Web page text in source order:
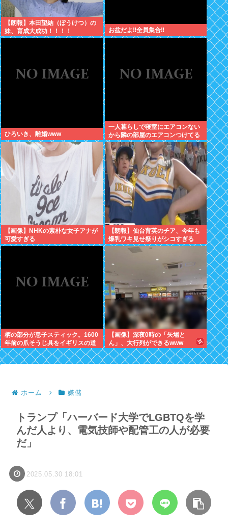
【朗報】本田望結（ぼうけつ）の
妹、育成大成功！！！！
お盆だよ‼全員集合‼
ひろいき、離婚www
一人暮らしで寝室にエアコンない
から隣の部屋のエアコンつけてる
【画像】NHKの素朴な女子アナが
可愛すぎる
【朗報】仙台育英のチア、今年も
爆乳ワキ見せ祭りがシコすぎる
柄の部分が息子スティック。1600
年前の爪そうじ具をイギリスの道
路工事現場で発見
【画像】深夜0時の「矢場と
ん」、大行列ができるwww
ホーム 嫌儲
トランプ「ハーバード大学でLGBTQを学
んだ人より、電気技師や配管工の人が必要
だ」
2025.05.30 18:01